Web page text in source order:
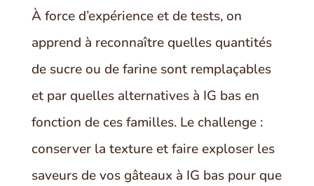
À force d’expérience et de tests, on
apprend à reconnaître quelles quantités
de sucre ou de farine sont remplaçables
et par quelles alternatives à IG bas en
fonction de ces familles. Le challenge :
conserver la texture et faire exploser les
saveurs de vos gâteaux à IG bas pour que